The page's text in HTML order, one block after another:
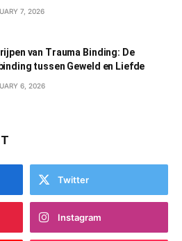
7, 2026
van Trauma Binding: De
tussen Geweld en Liefde
6, 2026
Twitter
Instagram